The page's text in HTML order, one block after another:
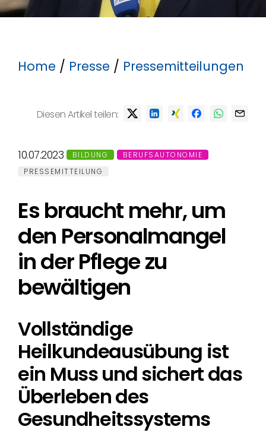
Home / Presse / Pressemitteilungen
Diesen Artikel teilen:
10.07.2023 BILDUNG
BERUFSAUTONOMIE
PRESSEMITTEILUNG
Es braucht mehr, um
den Personalmangel
in der Pflege zu
bewältigen
Vollständige
Heilkundeausübung ist
ein Muss und sichert das
Überleben des
Gesundheitssystems